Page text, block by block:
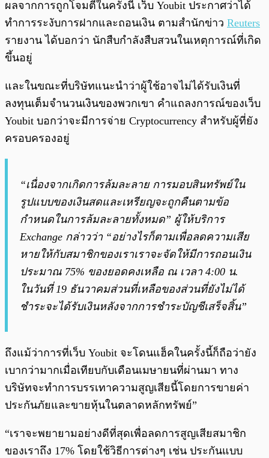
ผลจากการถูกโจมตีในครั้งนี้ เว็บ Youbit ประกาศว่าได้
ทำการระงับการฝากและถอนเงิน ตามสำนักข่าว Reuters
รายงาน ได้บอกว่า นักสืบกำลังสืบสวนในเหตุการณ์ที่เกิด
ขึ้นอยู่
และในขณะที่บริษัทแนะนำว่าผู้ใช้อาจไม่ได้รับเงินที่
ลงทุนเต็มจำนวนเงินของพวกเขา คำแถลงการณ์ของเว็บ
Youbit บอกว่าจะมีการจ่าย Cryptocurrency สำหรับผู้ที่ยัง
ครอบครองอยู่
“เนื่องจากเกิดการล้มละลาย การมอบสินทรัพย์ใน
รูปแบบของเงินสดและเหรียญจะถูกคืนตามข้อ
กำหนดในการล้มละลายทั้งหมด” ผู้ให้บริการ
Exchange กล่าวว่า “อย่างไรก็ตามเพื่อลดความเสีย
หายให้กับสมาชิกของเราเราจะจัดให้มีการถอนเงิน
ประมาณ 75% ของยอดคงเหลือ ณ เวลา 4:00 น.
ในวันที่ 19 ธันวาคมส่วนที่เหลือของส่วนที่ยังไม่ได้
ชำระจะได้รับเงินหลังจากการชำระบัญชีเสร็จสิ้น”
ถึงแม้ว่าการที่เว็บ Youbit จะโดนแฮ็คในครั้งนี้ก็ถือว่ายัง
เบากว่ามากเมื่อเทียบกับเดือนเมษายนที่ผ่านมา ทาง
บริษัทจะทำการบรรเทาความสูญเสียนี้โดยการขายค่า
ประกันภัยและขายหุ้นในตลาดหลักทรัพย์”
“เราจะพยายามอย่างดีที่สุดเพื่อลดการสูญเสียสมาชิก
ของเราถึง 17% โดยใช้วิธีการต่างๆ เช่น ประกันแบบ